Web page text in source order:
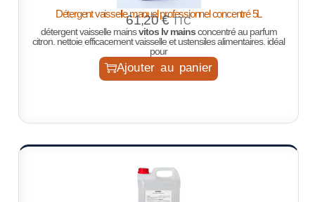
Détergent vaisselle manuel professionnel concentré 5L
61,20€ TTC
détergent vaisselle mainsvitos lv mainsconcentré au parfum
citron. nettoie efficacement vaisselle et ustensiles alimentaires. idéal
pour
Ajouter au panier